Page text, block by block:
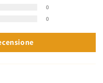
0
0